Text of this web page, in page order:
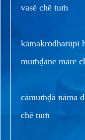
vasē chē tuṁ
kāmakrōdharūpī
muṁḍanē mārē
cāmuṁḍā nāma
chē tuṁ